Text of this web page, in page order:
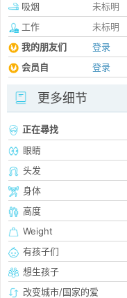
吸烟
未标明
工作
未标明
我的朋友们
登录
会员自
登录
更多细节
正在尋找
眼睛
头发
身体
高度
Weight
有孩子们
想生孩子
改变城市/国家的爱